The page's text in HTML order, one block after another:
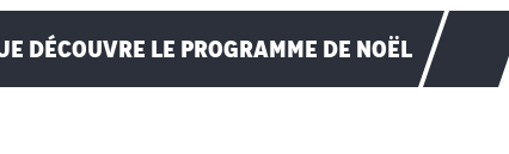
DÉCOUVRE LE PROGRAMME DE NOËL